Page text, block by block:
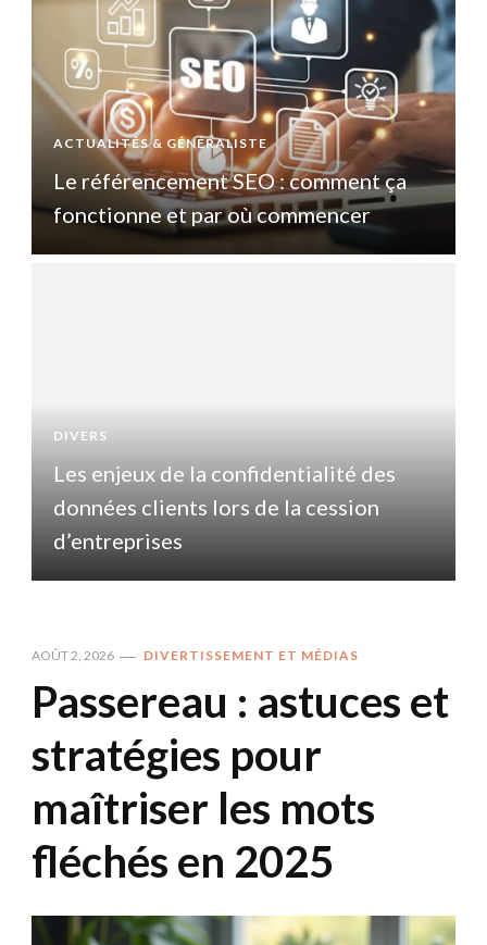
ACTUALITÉS & GÉNÉRALISTE
Le référencement SEO : comment ça
fonctionne et par où commencer
DIVERS
Les enjeux de la confidentialité des
données clients lors de la cession
d’entreprises
AOÛT 2, 2026 DIVERTISSEMENT ET MÉDIAS
Passereau : astuces et
stratégies pour
maîtriser les mots
fléchés en 2025